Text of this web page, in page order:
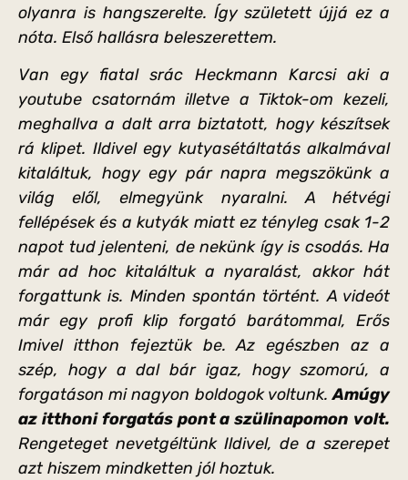
olyanra is hangszerelte. Így született újjá ez a
nóta. Első hallásra beleszerettem.
Van egy fiatal srác Heckmann Karcsi aki a
youtube csatornám illetve a Tiktok-om kezeli,
meghallva a dalt arra biztatott, hogy készítsek
rá klipet. Ildivel egy kutyasétáltatás alkalmával
kitaláltuk, hogy egy pár napra megszökünk a
világ elől, elmegyünk nyaralni. A hétvégi
fellépések és a kutyák miatt ez tényleg csak 1-2
napot tud jelenteni, de nekünk így is csodás. Ha
már ad hoc kitaláltuk a nyaralást, akkor hát
forgattunk is. Minden spontán történt. A videót
már egy profi klip forgató barátommal, Erős
Imivel itthon fejeztük be. Az egészben az a
szép, hogy a dal bár igaz, hogy szomorú, a
forgatáson mi nagyon boldogok voltunk.Amúgy
az itthoni forgatás pont a szülinapomon volt.
Rengeteget nevetgéltünk Ildivel, de a szerepet
azt hiszem mindketten jól hoztuk.